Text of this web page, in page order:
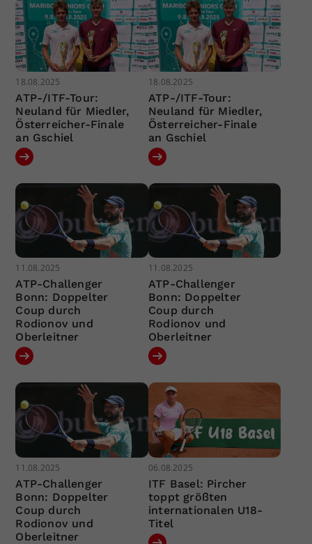
18.08.2025
ATP-/ITF-Tour:
Neuland für Miedler,
Österreicher-Finale
an Gschiel
18.08.2025
ATP-/ITF-Tour:
Neuland für Miedler,
Österreicher-Finale
an Gschiel
11.08.2025
ATP-Challenger
Bonn: Doppelter
Coup durch
Rodionov und
Oberleitner
11.08.2025
ATP-Challenger
Bonn: Doppelter
Coup durch
Rodionov und
Oberleitner
11.08.2025
ATP-Challenger
Bonn: Doppelter
Coup durch
Rodionov und
Oberleitner
06.08.2025
ITF Basel: Pircher
toppt größten
internationalen U18-
Titel